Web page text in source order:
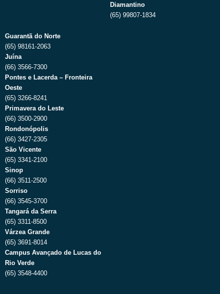
Diamantino
(65) 99807-1834
Guarantã do Norte
(65) 98161-2063
Juína
(66) 3566-7300
Pontes e Lacerda – Fronteira
Oeste
(65) 3266-8241
Primavera do Leste
(66) 3500-2900
Rondonópolis
(66) 3427-2305
São Vicente
(65) 3341-2100
Sinop
(66) 3511-2500
Sorriso
(66) 3545-3700
Tangará da Serra
(65) 3311-8500
Várzea Grande
(65) 3691-8014
Campus Avançado de Lucas do
Rio Verde
(65) 3548-4400